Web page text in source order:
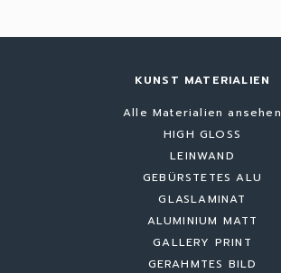
KUNST MATERIALIEN
Alle Materialien ansehen
HIGH GLOSS
LEINWAND
GEBÜRSTETES ALU
GLASLAMINAT
ALUMINIUM MATT
GALLERY PRINT
GERAHMTES BILD